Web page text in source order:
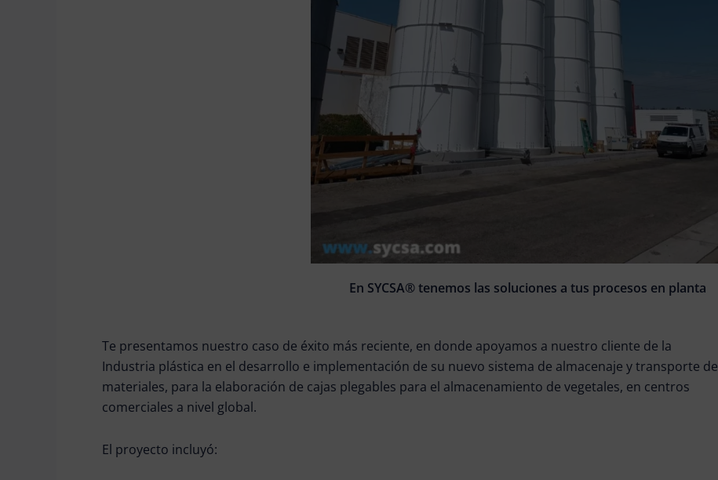
En SYCSA® tenemos las soluciones a tus procesos en planta
Te presentamos nuestro caso de éxito más reciente, en donde apoyamos a nuestro cliente de la
Industria plástica en el desarrollo e implementación de su nuevo sistema de almacenaje y transporte de
materiales, para la elaboración de cajas plegables para el almacenamiento de vegetales, en centros
comerciales a nivel global.
El proyecto incluyó: